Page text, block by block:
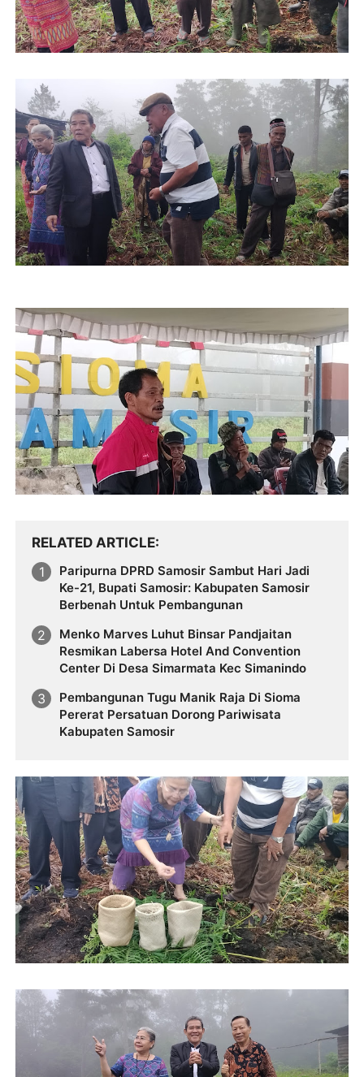
RELATED ARTICLE
Paripurna DPRD Samosir Sambut Hari Jadi
Ke-21, Bupati Samosir: Kabupaten Samosir
Berbenah Untuk Pembangunan
Menko Marves Luhut Binsar Pandjaitan
Resmikan Labersa Hotel And Convention
Center Di Desa Simarmata Kec Simanindo
Pembangunan Tugu Manik Raja Di Sioma
Pererat Persatuan Dorong Pariwisata
Kabupaten Samosir